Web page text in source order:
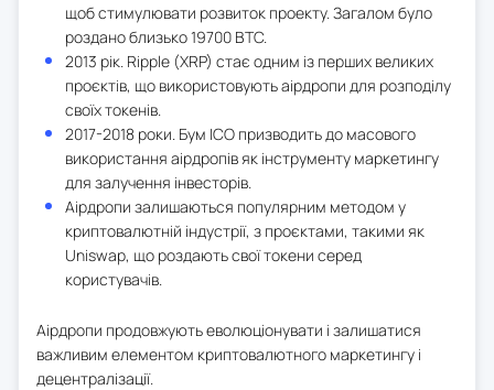
щоб стимулювати розвиток проекту. Загалом було
роздано близько 19700 BTC.
2013 рік. Ripple (XRP) стає одним із перших великих
проєктів, що використовують аірдропи для розподілу
своїх токенів.
2017-2018 роки. Бум ICO призводить до масового
використання аірдропів як інструменту маркетингу
для залучення інвесторів.
Аірдропи залишаються популярним методом у
криптовалютній індустрії, з проєктами, такими як
Uniswap, що роздають свої токени серед
користувачів.
Аірдропи продовжують еволюціонувати і залишатися
важливим елементом криптовалютного маркетингу і
децентралізації.